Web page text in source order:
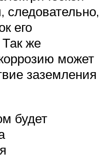
следовательно,
его
же
может
заземления
будет